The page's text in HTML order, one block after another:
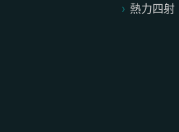
熱力四射